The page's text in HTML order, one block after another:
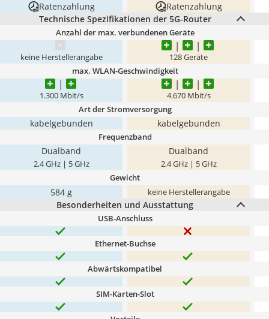
Ratenzahlung
Ratenzahlung
Technische Spezifikationen der 5G-Router
Anzahl der max. verbundenen Geräte
keine Herstellerangabe 128 Geräte
max. WLAN-Geschwindigkeit
1.300 Mbit/s 4.670 Mbit/s
Art der Stromversorgung
kabelgebunden kabelgebunden
Frequenzband
Dualband
2,4 GHz | 5 GHz
Dualband
2,4 GHz | 5 GHz
Gewicht
584 g keine Herstellerangabe
Besonderheiten und Ausstattung
USB-Anschluss
Ethernet-Buchse
Abwärtskompatibel
SIM-Karten-Slot